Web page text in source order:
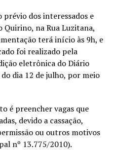
dos interessados e
na Rua Luzitana,
terá início às 9h, e
foi realizado pela
eletrônica do Diário
dia 12 de julho, por meio
é preencher vagas que
devido a cassação,
ou outros motivos
nº 13.775/2010).